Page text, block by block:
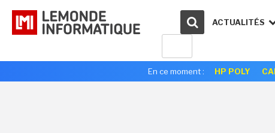
ACTUALITÉS
En ce moment : HP POLY